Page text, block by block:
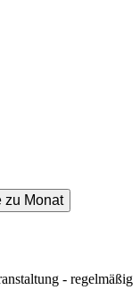
zu Monat
- regelmäßig